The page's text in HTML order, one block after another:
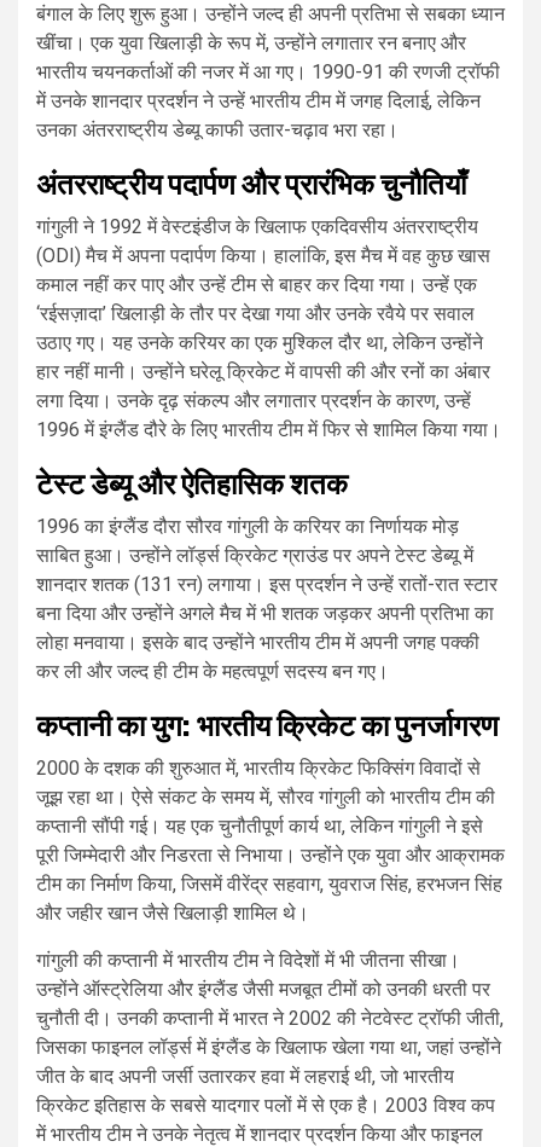
बंगाल के लिए शुरू हुआ। उन्होंने जल्द ही अपनी प्रतिभा से सबका ध्यान
खींचा। एक युवा खिलाड़ी के रूप में, उन्होंने लगातार रन बनाए और
भारतीय चयनकर्ताओं की नजर में आ गए। 1990-91 की रणजी ट्रॉफी
में उनके शानदार प्रदर्शन ने उन्हें भारतीय टीम में जगह दिलाई, लेकिन
उनका अंतरराष्ट्रीय डेब्यू काफी उतार-चढ़ाव भरा रहा।
अंतरराष्ट्रीय पदार्पण और प्रारंभिक चुनौतियाँ
गांगुली ने 1992 में वेस्टइंडीज के खिलाफ एकदिवसीय अंतरराष्ट्रीय
(ODI) मैच में अपना पदार्पण किया। हालांकि, इस मैच में वह कुछ खास
कमाल नहीं कर पाए और उन्हें टीम से बाहर कर दिया गया। उन्हें एक
‘रईसज़ादा’ खिलाड़ी के तौर पर देखा गया और उनके रवैये पर सवाल
उठाए गए। यह उनके करियर का एक मुश्किल दौर था, लेकिन उन्होंने
हार नहीं मानी। उन्होंने घरेलू क्रिकेट में वापसी की और रनों का अंबार
लगा दिया। उनके दृढ़ संकल्प और लगातार प्रदर्शन के कारण, उन्हें
1996 में इंग्लैंड दौरे के लिए भारतीय टीम में फिर से शामिल किया गया।
टेस्ट डेब्यू और ऐतिहासिक शतक
1996 का इंग्लैंड दौरा सौरव गांगुली के करियर का निर्णायक मोड़
साबित हुआ। उन्होंने लॉर्ड्स क्रिकेट ग्राउंड पर अपने टेस्ट डेब्यू में
शानदार शतक (131 रन) लगाया। इस प्रदर्शन ने उन्हें रातों-रात स्टार
बना दिया और उन्होंने अगले मैच में भी शतक जड़कर अपनी प्रतिभा का
लोहा मनवाया। इसके बाद उन्होंने भारतीय टीम में अपनी जगह पक्की
कर ली और जल्द ही टीम के महत्वपूर्ण सदस्य बन गए।
कप्तानी का युग: भारतीय क्रिकेट का पुनर्जागरण
2000 के दशक की शुरुआत में, भारतीय क्रिकेट फिक्सिंग विवादों से
जूझ रहा था। ऐसे संकट के समय में, सौरव गांगुली को भारतीय टीम की
कप्तानी सौंपी गई। यह एक चुनौतीपूर्ण कार्य था, लेकिन गांगुली ने इसे
पूरी जिम्मेदारी और निडरता से निभाया। उन्होंने एक युवा और आक्रामक
टीम का निर्माण किया, जिसमें वीरेंद्र सहवाग, युवराज सिंह, हरभजन सिंह
और जहीर खान जैसे खिलाड़ी शामिल थे।
गांगुली की कप्तानी में भारतीय टीम ने विदेशों में भी जीतना सीखा।
उन्होंने ऑस्ट्रेलिया और इंग्लैंड जैसी मजबूत टीमों को उनकी धरती पर
चुनौती दी। उनकी कप्तानी में भारत ने 2002 की नेटवेस्ट ट्रॉफी जीती,
जिसका फाइनल लॉर्ड्स में इंग्लैंड के खिलाफ खेला गया था, जहां उन्होंने
जीत के बाद अपनी जर्सी उतारकर हवा में लहराई थी, जो भारतीय
क्रिकेट इतिहास के सबसे यादगार पलों में से एक है। 2003 विश्व कप
में भारतीय टीम ने उनके नेतृत्व में शानदार प्रदर्शन किया और फाइनल